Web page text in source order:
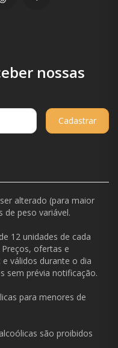
nossas
Cadastrar
alterado (para maior
peso variável.
12 unidades de cada
ofertas e
válidos durante o dia
sem prévia notificação.
para menores de
são proibidos